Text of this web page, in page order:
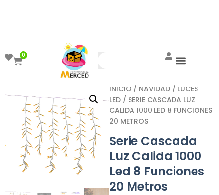
0
INICIO / NAVIDAD / LUCES
LED / SERIE CASCADA LUZ
CALIDA 1000 LED 8 FUNCIONES
20 METROS
Serie Cascada
Luz Calida 1000
Led 8 Funciones
20 Metros